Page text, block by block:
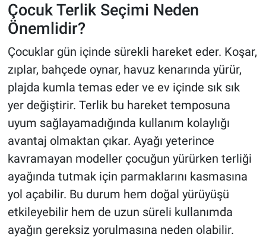
Çocuk Terlik Seçimi Neden
Önemlidir?
Çocuklar gün içinde sürekli hareket eder. Koşar,
zıplar, bahçede oynar, havuz kenarında yürür,
plajda kumla temas eder ve ev içinde sık sık
yer değiştirir. Terlik bu hareket temposuna
uyum sağlayamadığında kullanım kolaylığı
avantaj olmaktan çıkar. Ayağı yeterince
kavramayan modeller çocuğun yürürken terliği
ayağında tutmak için parmaklarını kasmasına
yol açabilir. Bu durum hem doğal yürüyüşü
etkileyebilir hem de uzun süreli kullanımda
ayağın gereksiz yorulmasına neden olabilir.